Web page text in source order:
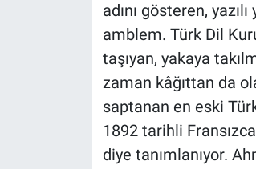
adını gösteren,
amblem. Türk Dil
taşıyan, yakaya
zaman kâğıttan da
saptanan en eski
1892 tarihli
diye tanımlanıyor.
Ne demişti
Programlar